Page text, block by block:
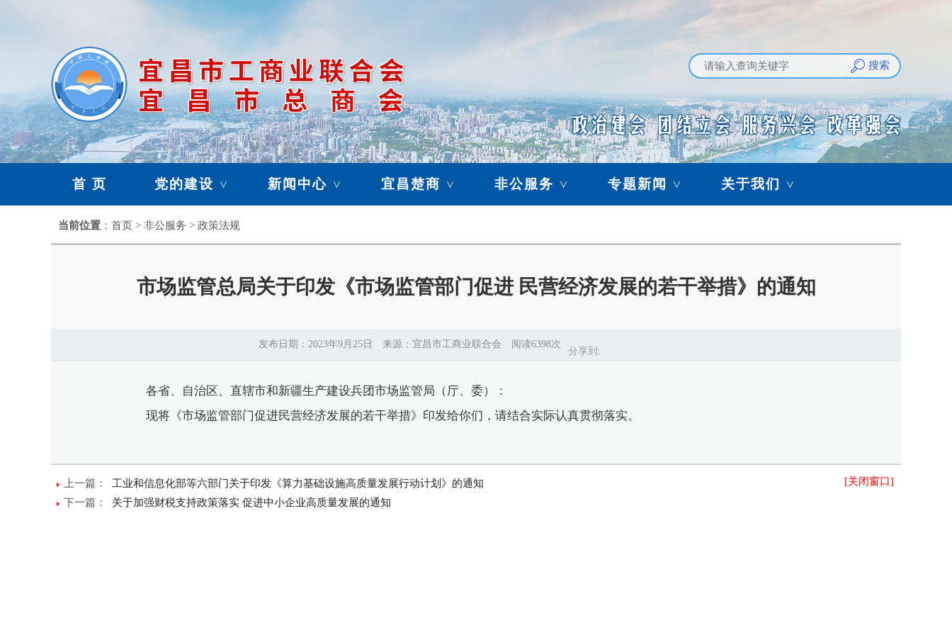
搜索
首 页 党的建设 > 新闻中心 > 宜昌楚商 > 非公服务 > 专题新闻 > 关于我们 >
暂存栏目>
当前位置 ：首页 > 非公服务 > 政策法规
市场监管总局关于印发《市场监管部门促进 民营经济发展的若干举措》的通知
发布日期：2023年9月25日 来源：宜昌市工商业联合会 阅读6398次
分享到:
各省、自治区、直辖市和新疆生产建设兵团市场监管局（厅、委）：
现将《市场监管部门促进民营经济发展的若干举措》印发给你们，请结合实际认真贯彻落实。
[关闭窗口]
上一篇： 工业和信息化部等六部门关于印发《算力基础设施高质量发展行动计划》的通知
下一篇： 关于加强财税支持政策落实 促进中小企业高质量发展的通知